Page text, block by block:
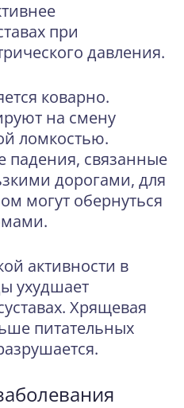
при
давления.
коварно.
на смену
ломкостью.
падения, связанные
дорогами, для
могут обернуться
активности в
ухудшает
Хрящевая
питательных